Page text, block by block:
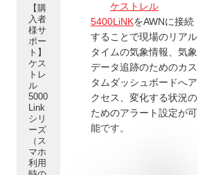
【購
入者
様サ
ポー
ト】
ケス
トレ
ル
5000
Link
シリ
ーズ
（ス
マホ
利用
ケストレル
5400LiNKをAWNに接続
することで現場のリアル
タイムの気象情報、気象
データ追跡のためのカス
タムダッシュボードへア
クセス、変化する状況の
ためのアラート設定が可
能です。